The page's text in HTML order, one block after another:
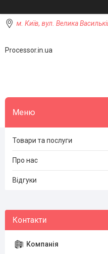
м. Київ, вул. Велика
Processor.in.ua
Товари та послуги
Про нас
Відгуки